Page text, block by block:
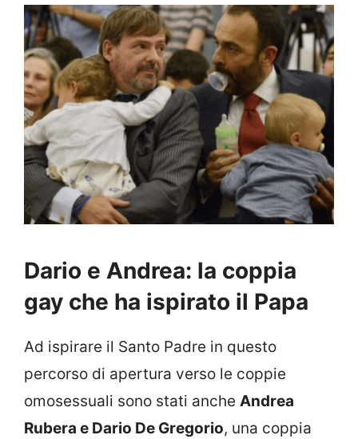
Dario e Andrea: la coppia
gay che ha ispirato il Papa
Ad ispirare il Santo Padre in questo
percorso di apertura verso le coppie
omosessuali sono stati anche Andrea
Rubera e Dario De Gregorio, una coppia